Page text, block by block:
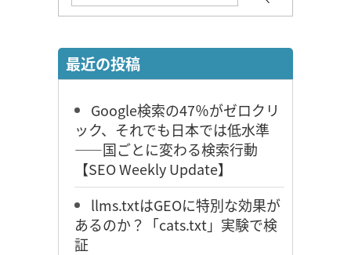
最近の投稿
Google検索の47％がゼロクリ
ック、それでも日本では低水準
――国ごとに変わる検索行動
【SEO Weekly Update】
llms.txtはGEOに特別な効果が
あるのか？「cats.txt」実験で検
証